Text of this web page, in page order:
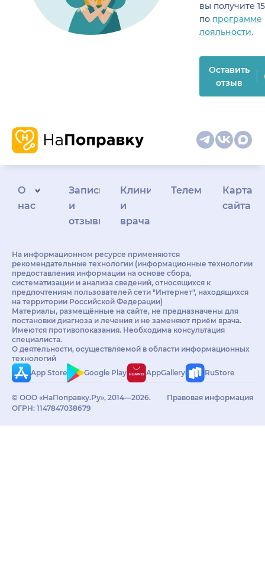
вы получите
по программе
лояльности.
Оставить
отзыв
О
нас
Запись
и
отзывы
Клиникам
и
врачам
Телемедицина
Карта
сайта
На информационном ресурсе применяются
рекомендательные технологии (информационные технологии
предоставления информации на основе сбора,
систематизации и анализа сведений, относящихся к
предпочтениям пользователей сети "Интернет", находящихся
на территории Российской Федерации)
Материалы, размещённые на сайте, не предназначены для
постановки диагноза и лечения и не заменяют приём врача.
Имеются противопоказания. Необходима консультация
специалиста.
О деятельности, осуществляемой в области информационных
технологий
App Store
Google Play AppGallery RuStore
© ООО «НаПоправку.Ру», 2014—2026.
ОГРН: 1147847038679
Правовая информация